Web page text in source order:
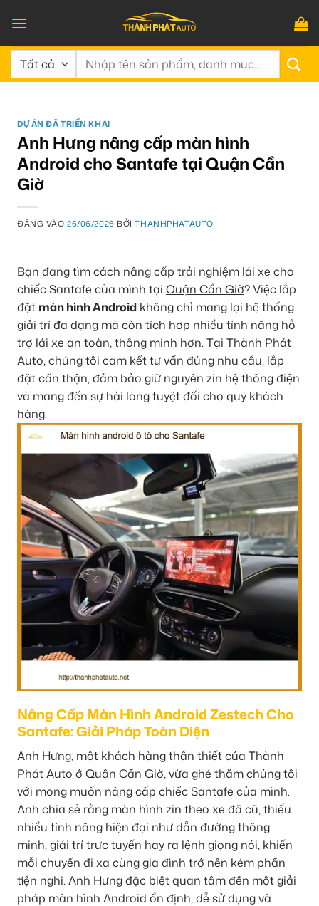
qua
nội
dung
Tìm
DỰ ÁN ĐÃ TRIỂN KHAI
Anh Hưng nâng cấp màn hình
Android cho Santafe tại Quận Cần
Giờ
ĐĂNG VÀO26/06/2026 BỞITHANHPHATAUTO
Bạn đang tìm cách nâng cấp trải nghiệm lái xe cho
chiếc Santafe của mình tại Quận Cần Giờ? Việc lắp
đặt màn hình Android không chỉ mang lại hệ thống
giải trí đa dạng mà còn tích hợp nhiều tính năng hỗ
trợ lái xe an toàn, thông minh hơn. Tại Thành Phát
Auto, chúng tôi cam kết tư vấn đúng nhu cầu, lắp
đặt cẩn thận, đảm bảo giữ nguyên zin hệ thống điện
và mang đến sự hài lòng tuyệt đối cho quý khách
hàng.
Nâng Cấp Màn Hình Android Zestech Cho
Santafe: Giải Pháp Toàn Diện
Anh Hưng, một khách hàng thân thiết của Thành
Phát Auto ở Quận Cần Giờ, vừa ghé thăm chúng tôi
với mong muốn nâng cấp chiếc Santafe của mình.
Anh chia sẻ rằng màn hình zin theo xe đã cũ, thiếu
nhiều tính năng hiện đại như dẫn đường thông
minh, giải trí trực tuyến hay ra lệnh giọng nói, khiến
mỗi chuyến đi xa cùng gia đình trở nên kém phần
tiện nghi. Anh Hưng đặc biệt quan tâm đến một giải
pháp màn hình Android ổn định, dễ sử dụng và